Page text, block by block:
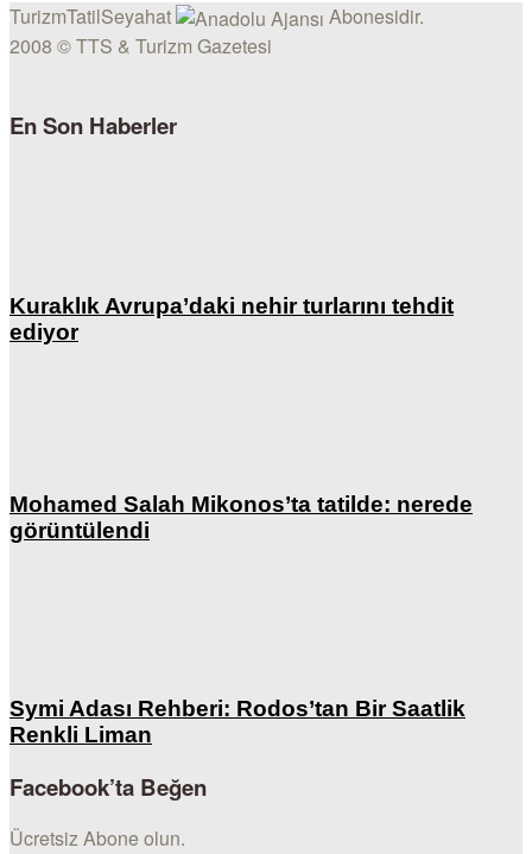
TurizmTatilSeyahat
Abonesidir.
2008 © TTS & Turizm Gazetesi
En Son Haberler
Kuraklık Avrupa’daki nehir turlarını tehdit
ediyor
Mohamed Salah Mikonos’ta tatilde: nerede
görüntülendi
Symi Adası Rehberi: Rodos’tan Bir Saatlik
Renkli Liman
Facebook’ta Beğen
Ücretsiz Abone olun.